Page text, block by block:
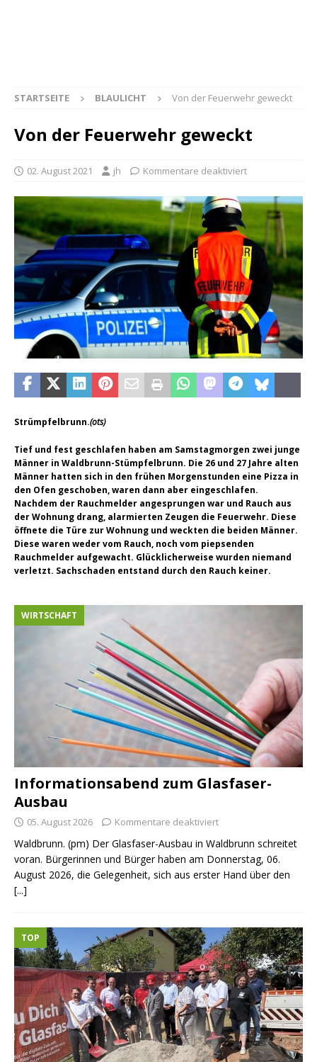
STARTSEITE BLAULICHT Von der Feuerwehr geweckt
Von der Feuerwehr geweckt
02. August 2021 jh Kommentare deaktiviert
Strümpfelbrunn.(ots)
Tief und fest geschlafen haben am Samstagmorgen zwei junge
Männer in Waldbrunn-Stümpfelbrunn. Die 26 und 27 Jahre alten
Männer hatten sich in den frühen Morgenstunden eine Pizza in
den Ofen geschoben, waren dann aber eingeschlafen.
Nachdem der Rauchmelder angesprungen war und Rauch aus
der Wohnung drang, alarmierten Zeugen die Feuerwehr. Diese
öffnete die Türe zur Wohnung und weckten die beiden Männer.
Diese waren weder vom Rauch, noch vom piepsenden
Rauchmelder aufgewacht. Glücklicherweise wurden niemand
verletzt. Sachschaden entstand durch den Rauch keiner.
Informationsabend zum Glasfaser-
Ausbau
WIRTSCHAFT
05. August 2026 Kommentare deaktiviert
Waldbrunn. (pm) Der Glasfaser-Ausbau in Waldbrunn schreitet
voran. Bürgerinnen und Bürger haben am Donnerstag, 06.
August 2026, die Gelegenheit, sich aus erster Hand über den
[...]
TOP